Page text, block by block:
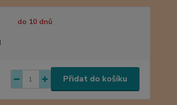
do 10 dnů
Přidat do košíku